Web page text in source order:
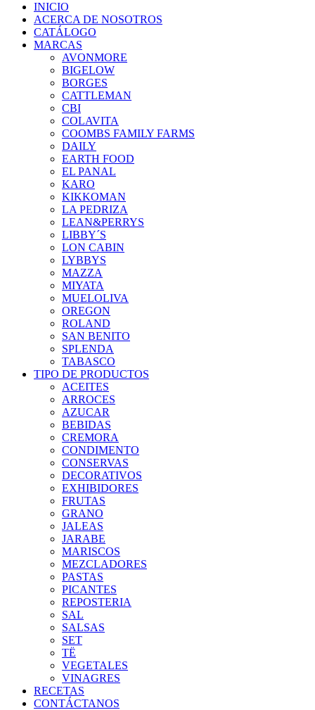
INICIO
ACERCA DE NOSOTROS
CATÁLOGO
MARCAS
AVONMORE
BIGELOW
BORGES
CATTLEMAN
CBI
COLAVITA
COOMBS FAMILY FARMS
DAILY
EARTH FOOD
EL PANAL
KARO
KIKKOMAN
LA PEDRIZA
LEAN&PERRYS
LIBBY´S
LON CABIN
LYBBYS
MAZZA
MIYATA
MUELOLIVA
OREGON
ROLAND
SAN BENITO
SPLENDA
TABASCO
TIPO DE PRODUCTOS
ACEITES
ARROCES
AZUCAR
BEBIDAS
CREMORA
CONDIMENTO
CONSERVAS
DECORATIVOS
EXHIBIDORES
FRUTAS
GRANO
JALEAS
JARABE
MARISCOS
MEZCLADORES
PASTAS
PICANTES
REPOSTERIA
SAL
SALSAS
SET
TË
VEGETALES
VINAGRES
RECETAS
CONTÁCTANOS